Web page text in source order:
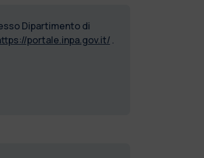
Dipartimento di
portale.inpa.gov.it/ .